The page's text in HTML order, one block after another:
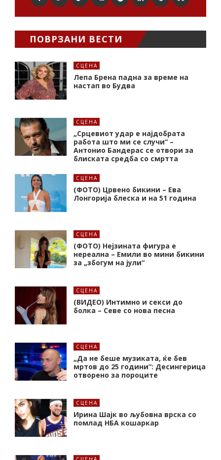
ПОВРЗАНИ ВЕСТИ
СЦЕНА
Лепа Брена падна за време на
настап во Будва
СЦЕНА
„Срцевиот удар е најдобрата
работа што ми се случи“ –
Антонио Бандерас се отвори за
блиската средба со смртта
СЦЕНА
(ФОТО) Црвено бикини – Ева
Лонгорија блеска и на 51 година
СЦЕНА
(ФОТО) Нејзината фигура е
нереална – Емили во мини бикини
за „збогум на јули“
СЦЕНА
(ВИДЕО) Интимно и секси до
болка – Севе со нова песна
СЦЕНА
„Да не беше музиката, ќе бев
мртов до 25 години“: Десингерица
отворено за пороците
СЦЕНА
Ирина Шајк во љубовна врска со
помлад НБА кошаркар